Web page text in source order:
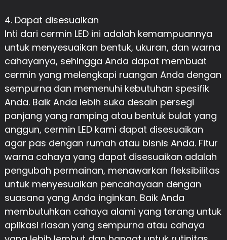
4. Dapat disesuaikan
Inti dari cermin LED ini adalah kemampuannya
untuk menyesuaikan bentuk, ukuran, dan warna
cahayanya, sehingga Anda dapat membuat
cermin yang melengkapi ruangan Anda dengan
sempurna dan memenuhi kebutuhan spesifik
Anda. Baik Anda lebih suka desain persegi
panjang yang ramping atau bentuk bulat yang
anggun, cermin LED kami dapat disesuaikan
agar pas dengan rumah atau bisnis Anda. Fitur
warna cahaya yang dapat disesuaikan adalah
pengubah permainan, menawarkan fleksibilitas
untuk menyesuaikan pencahayaan dengan
suasana yang Anda inginkan. Baik Anda
membutuhkan cahaya alami yang terang untuk
aplikasi riasan yang sempurna atau cahaya